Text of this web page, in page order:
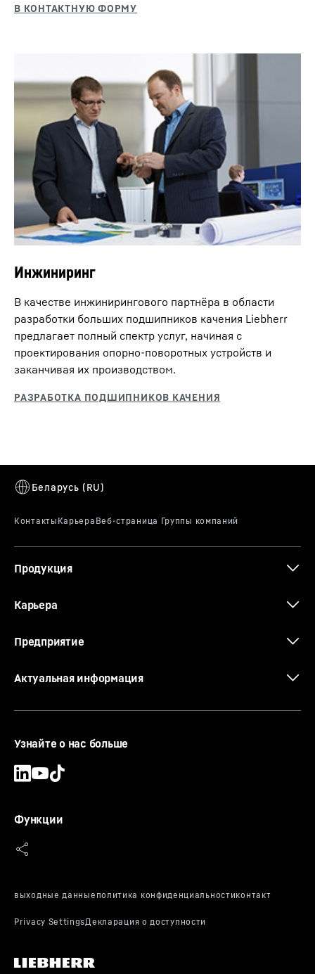
Инжиниринг
В качестве инжинирингового партнёра в области
разработки больших подшипников качения Liebherr
предлагает полный спектр услуг, начиная с
проектирования опорно-поворотных устройств и
заканчивая их производством.
Продукция
Карьера
Предприятие
Актуальная информация
Узнайте о нас больше
Функции